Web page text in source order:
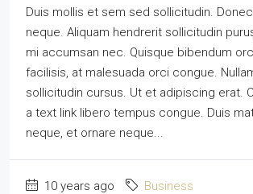
Duis mollis et sem sed sollicitudin.
neque. Aliquam hendrerit sollicitudin
mi accumsan nec. Quisque bibendum
facilisis, at malesuada orci congue.
sollicitudin cursus. Ut et adipiscing erat.
a text link libero tempus congue. Duis
neque, et ornare neque...
10 years ago Business